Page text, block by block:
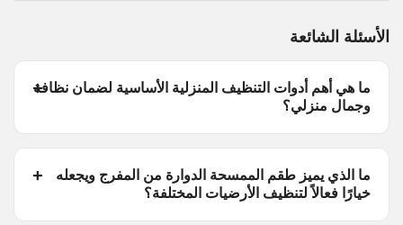
الأسئلة الشائعة
ما هي أهم أدوات التنظيف المنزلية الأساسية لضمان نظافة
وجمال منزلي؟
ما الذي يميز طقم الممسحة الدوارة من المفرج ويجعله
خيارًا فعالاً لتنظيف الأرضيات المختلفة؟